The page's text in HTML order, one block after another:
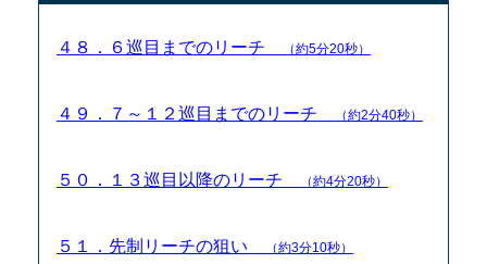
４８．６巡目までのリーチ （約5分20秒）
４９．７～１２巡目までのリーチ （約2分40秒）
５０．１３巡目以降のリーチ （約4分20秒）
５１．先制リーチの狙い （約3分10秒）